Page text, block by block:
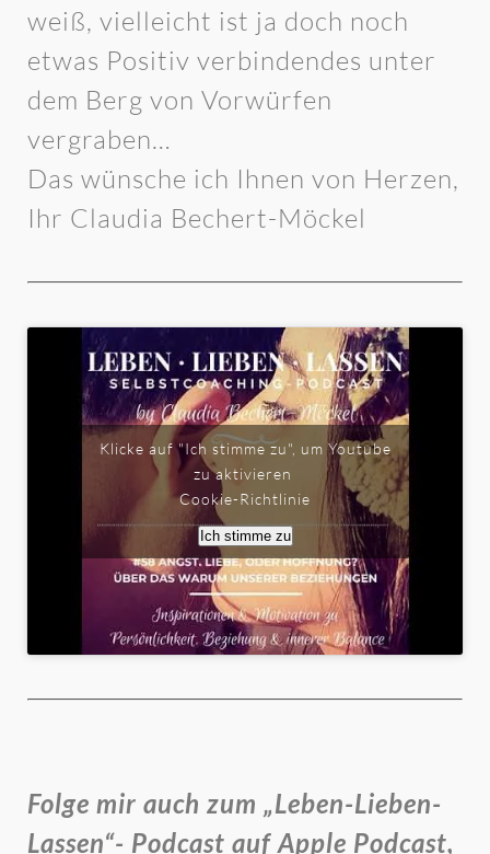
weiß, vielleicht ist ja doch noch
etwas Positiv verbindendes unter
dem Berg von Vorwürfen
vergraben…
Das wünsche ich Ihnen von Herzen,
Ihr Claudia Bechert-Möckel
Klicke auf "Ich stimme zu", um Youtube
zu aktivieren
Cookie-Richtlinie
Ich stimme zu
Folge mir auch zum „Leben-Lieben-
Lassen“- Podcast auf Apple Podcast,